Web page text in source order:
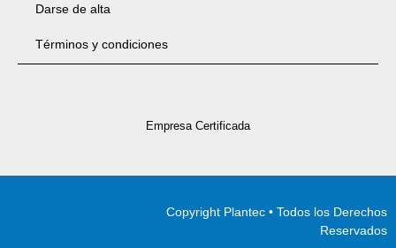
Darse de alta
Términos y condiciones
Empresa Certificada
Copyright Plantec • Todos los Derechos
Reservados